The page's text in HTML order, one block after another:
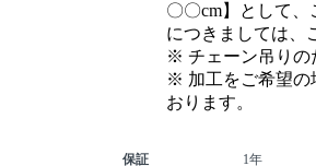
〇〇cm】として
につきましては、
※ チェーン吊りの
※ 加工をご希望の
おります。
保証 1年